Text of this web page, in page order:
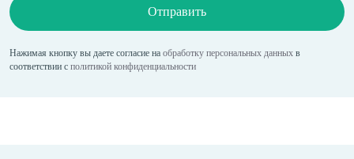
Отправить
Нажимая кнопку вы даете согласие на обработку персональных данных в
соответствии с политикой конфиденциальности